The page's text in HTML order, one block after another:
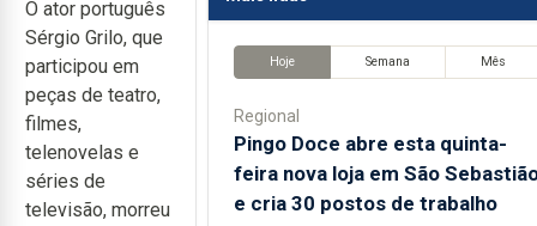
O ator português
Sérgio Grilo, que
participou em
peças de teatro,
filmes,
telenovelas e
séries de
televisão, morreu
Hoje Semana Mês
Regional
Pingo Doce abre esta quinta-
feira nova loja em São
e cria 30 postos de trabalho